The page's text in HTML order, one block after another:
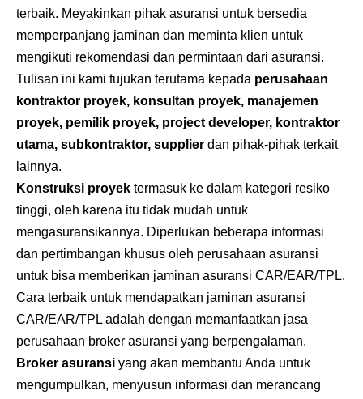
terbaik. Meyakinkan pihak asuransi untuk bersedia
memperpanjang jaminan dan meminta klien untuk
mengikuti rekomendasi dan permintaan dari asuransi.
Tulisan ini kami tujukan terutama kepada perusahaan
kontraktor proyek, konsultan proyek, manajemen
proyek, pemilik proyek, project developer, kontraktor
utama, subkontraktor, supplier dan pihak-pihak terkait
lainnya.
Konstruksi proyek termasuk ke dalam kategori resiko
tinggi, oleh karena itu tidak mudah untuk
mengasuransikannya. Diperlukan beberapa informasi
dan pertimbangan khusus oleh perusahaan asuransi
untuk bisa memberikan jaminan asuransi CAR/EAR/TPL.
Cara terbaik untuk mendapatkan jaminan asuransi
CAR/EAR/TPL adalah dengan memanfaatkan jasa
perusahaan broker asuransi yang berpengalaman.
Broker asuransi yang akan membantu Anda untuk
mengumpulkan, menyusun informasi dan merancang